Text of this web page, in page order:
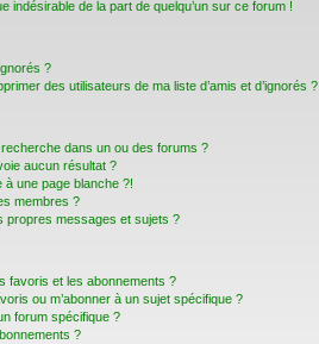
indésirable de la part de quelqu’un sur ce forum !
?
des utilisateurs de ma liste d’amis et d’ignorés ?
dans un ou des forums ?
aucun résultat ?
une page blanche ?!
membres ?
propres messages et sujets ?
favoris et les abonnements ?
ou m’abonner à un sujet spécifique ?
forum spécifique ?
?